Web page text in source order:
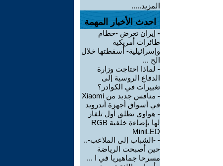
المزيد.....
احدث الأخبار المهمة
- إيران تعرض -حطام
طائرات أمريكية
وإسرائيلية- أسقطتها خلال
الح ...
- لماذا احتاجت وزارة
الدفاع الروسية إلى
تغييرات في الكوادر؟
-
منافس جديد من Xiaomi
في أسواق أجهزة أندرويد
- هواوي تطلق أول تلفاز
لها بإضاءة خلفية RGB
MiniLED
- -الشباب إلى الملاعب-..
حين أصبحت الرياضة
مسرحا جماهيريا في ا ...